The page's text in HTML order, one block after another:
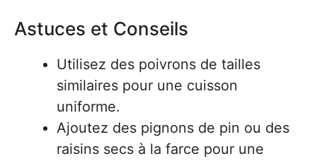
Astuces et Conseils
Utilisez des poivrons de tailles
similaires pour une cuisson
uniforme.
Ajoutez des pignons de pin ou des
raisins secs à la farce pour une